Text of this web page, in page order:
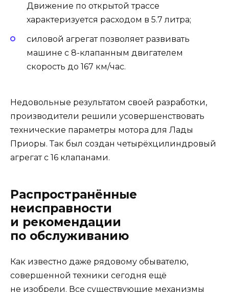
Движение по открытой трассе
характеризуется расходом в 5.7 литра;
силовой агрегат позволяет развивать
машине с 8-клапанным двигателем
скорость до 167 км/час.
Недовольные результатом своей разработки,
производители решили усовершенствовать
технические параметры мотора для Лады
Приоры. Так был создан четырёхцилиндровый
агрегат с 16 клапанами.
Распространённые
неисправности
и рекомендации
по обслуживанию
Как известно даже рядовому обывателю,
совершенной техники сегодня ещё
не изобрели. Все существующие механизмы